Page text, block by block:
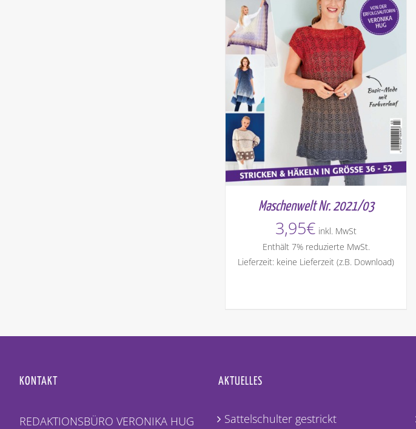
Maschenwelt Nr. 2021/03
3,95€ inkl. MwSt
Enthält 7% reduzierte MwSt.
Lieferzeit: keine Lieferzeit (z.B. Download)
KONTAKT
REDAKTIONSBÜRO VERONIKA HUG
AKTUELLES
Sattelschulter gestrickt